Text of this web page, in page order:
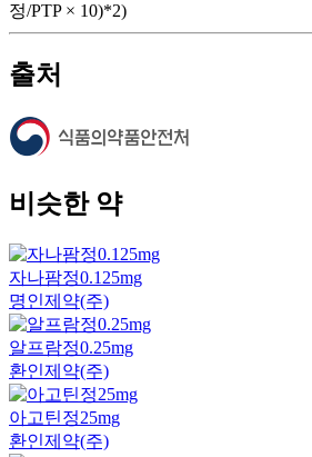
정/PTP × 10)*2)
출처
비슷한 약
자나팜정0.125mg
명인제약(주)
알프람정0.25mg
환인제약(주)
아고틴정25mg
환인제약(주)